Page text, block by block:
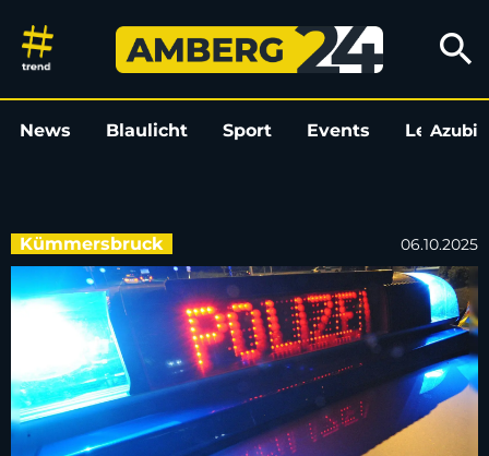
Drei Männer greifen 31-
search
News Blaulicht Sport Events LeoAzubi
Kümmersbruck 06.10.2025